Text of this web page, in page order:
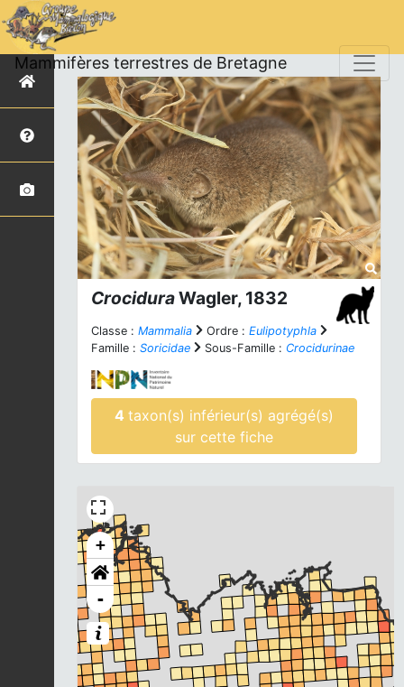
Mammifères terrestres de Bretagne
CrociduraWagler, 1832
Classe : Mammalia Ordre : Eulipotyphla
Famille : Soricidae Sous-Famille : Crocidurinae
4taxon(s) inférieur(s) agrégé(s)
sur cette fiche
+
-